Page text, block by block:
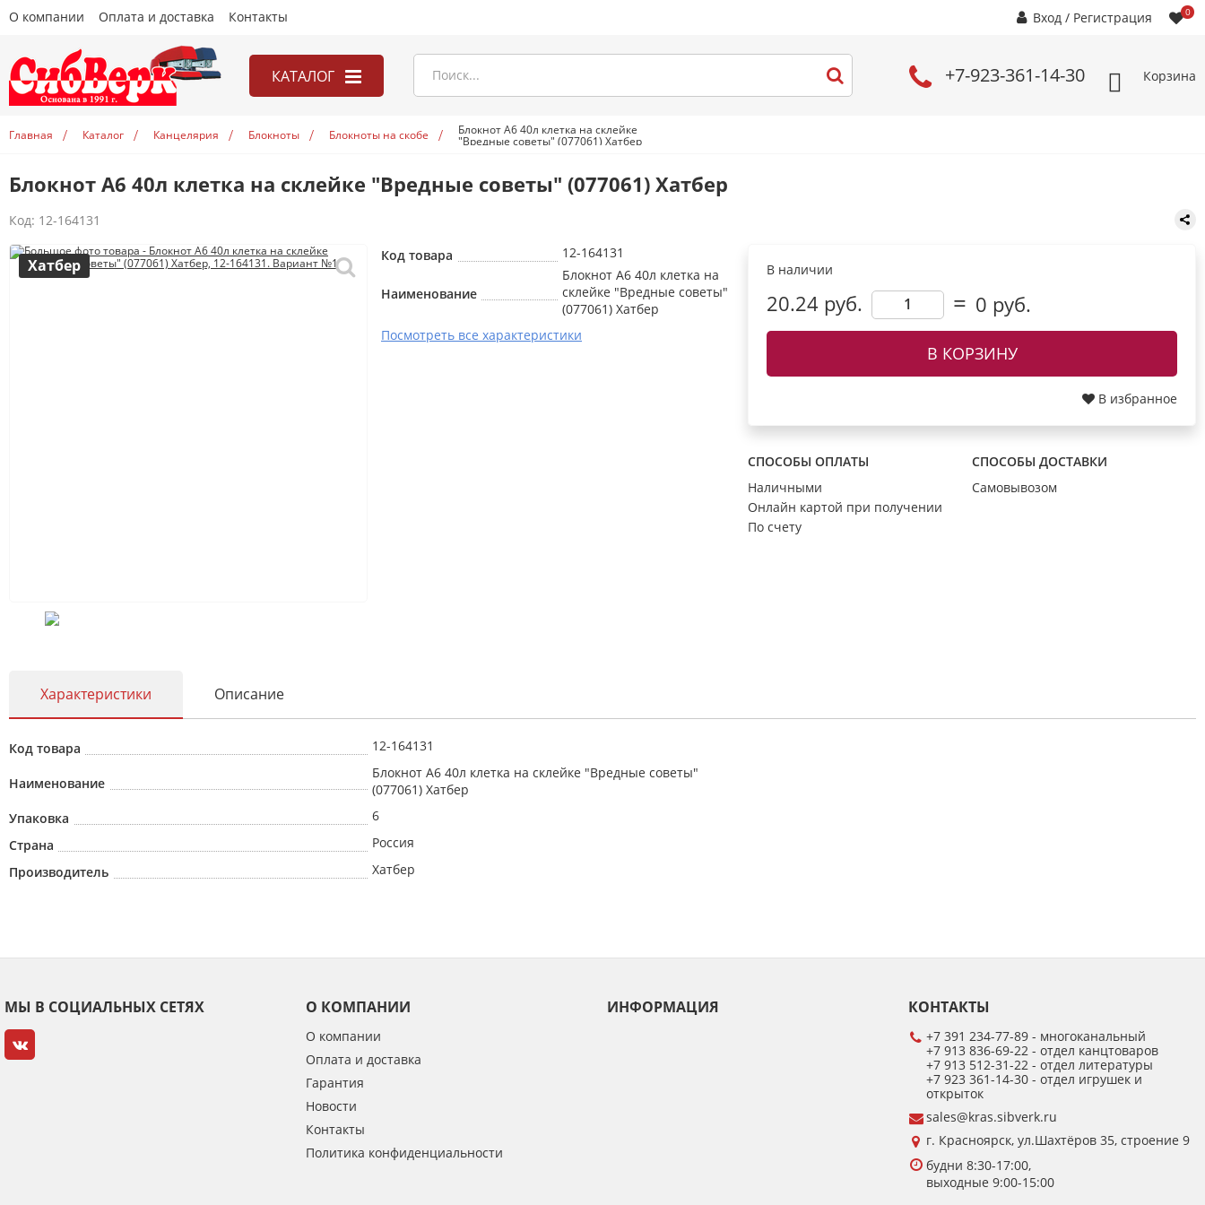
О компании Оплата и доставка Контакты Вход / Регистрация 0
КАТАЛОГ
Игры
Открытки
Учебники
+7-923-361-14-30 Корзина
Главная Каталог Канцелярия Блокноты Блокноты на скобе Блокнот А6 40л клетка на склейке
"Вредные советы" (077061) Хатбер
Блокнот А6 40л клетка на склейке "Вредные советы" (077061) Хатбер
Код: 12-164131
Хатбер
Код товара 12-164131
Наименование
Блокнот А6 40л клетка на
склейке "Вредные советы"
(077061) Хатбер
Посмотреть все характеристики
В наличии
20.24 руб. 0 руб.
В КОРЗИНУ
В избранное
СПОСОБЫ ОПЛАТЫ
Наличными
Онлайн картой при получении
По счету
СПОСОБЫ ДОСТАВКИ
Самовывозом
Характеристики Описание
Код товара 12-164131
Наименование
Блокнот А6 40л клетка на склейке "Вредные советы"
(077061) Хатбер
Упаковка
6
Страна
Россия
Производитель
Хатбер
МЫ В СОЦИАЛЬНЫХ СЕТЯХ О КОМПАНИИ
О компании
Оплата и доставка
Гарантия
Новости
Контакты
Политика конфиденциальности
ИНФОРМАЦИЯ КОНТАКТЫ
+7 391 234-77-89 - многоканальный
+7 913 836-69-22 - отдел канцтоваров
+7 913 512-31-22 - отдел литературы
+7 923 361-14-30 - отдел игрушек и
открыток
sales@kras.sibverk.ru
г. Красноярск, ул.Шахтёров 35, строение 9
будни 8:30-17:00,
выходные 9:00-15:00